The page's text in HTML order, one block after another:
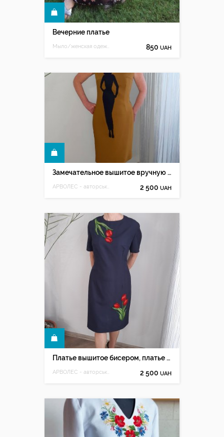
Вечерние платье
Мыло/женская одежда. Сделано с любовью 850 UAH
Замечательное вышитое вручную платье, горчичное платье
АРВОЛЕС - авторська ручна вишивка Олесі Мацюк 2 500 UAH
Платье вышитое бисером, платье коктейльное вышитое бисером
АРВОЛЕС - авторська ручна вишивка Олесі Мацюк 2 500 UAH